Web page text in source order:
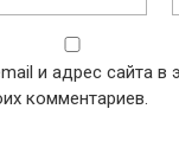
и адрес сайта в
комментариев.